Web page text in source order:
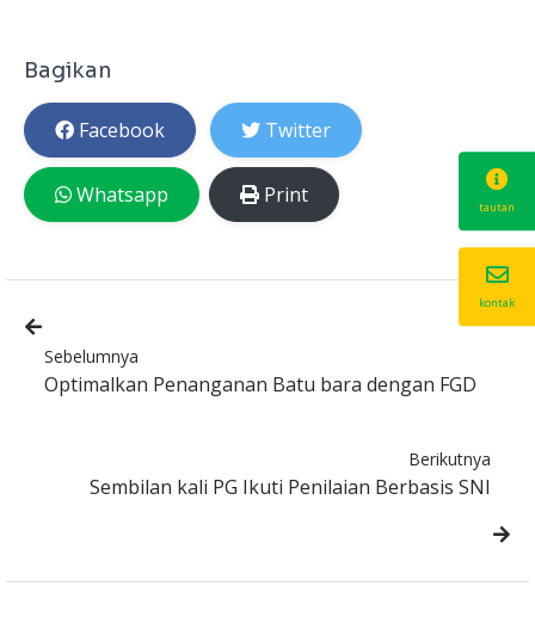
Bagikan
Facebook Twitter
Whatsapp Print
Sebelumnya
Optimalkan Penanganan Batu bara dengan FGD
Berikutnya
Sembilan kali PG Ikuti Penilaian Berbasis SNI
tautan
kontak